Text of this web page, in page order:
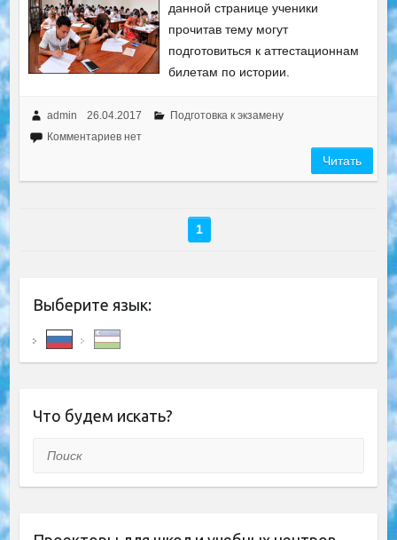
данной странице ученики
прочитав тему могут
подготовиться к аттестационнам
билетам по истории.
admin 26.04.2017
Подготовка к экзамену
Комментариев нет
Читать
1
Выберите язык:
Что будем искать?
Поиск